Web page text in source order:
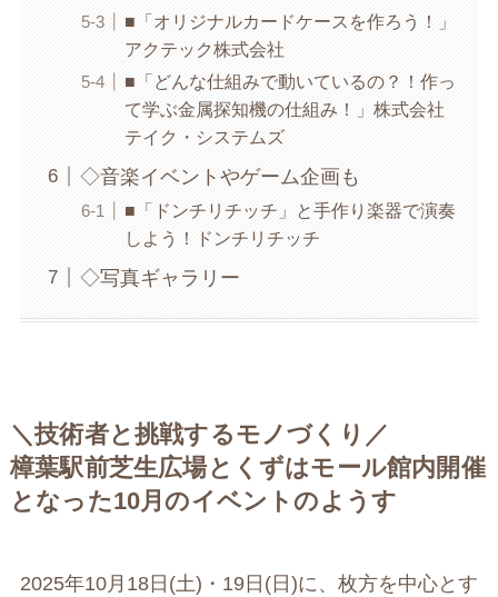
■「オリジナルカードケースを作ろう！」
アクテック株式会社
■「どんな仕組みで動いているの？！作っ
て学ぶ金属探知機の仕組み！」株式会社
テイク・システムズ
◇音楽イベントやゲーム企画も
■「ドンチリチッチ」と手作り楽器で演奏
しよう！ドンチリチッチ
◇写真ギャラリー
＼技術者と挑戦するモノづくり／
樟葉駅前芝生広場とくずはモール館内開催
となった10月のイベントのようす
2025年10月18日(土)・19日(日)に、枚方を中心とす